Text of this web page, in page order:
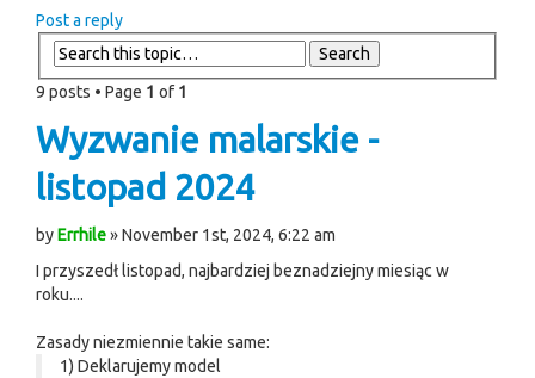
Post a reply
9 posts • Page 1 of 1
Wyzwanie malarskie -
listopad 2024
byErrhile» November 1st, 2024, 6:22 am
I przyszedł listopad, najbardziej beznadziejny miesiąc w
roku....
Zasady niezmiennie takie same:
1) Deklarujemy model